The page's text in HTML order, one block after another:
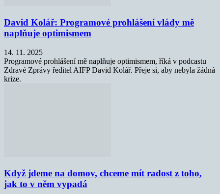
David Kolář: Programové prohlášení vlády mě
naplňuje optimismem
14. 11. 2025
Programové prohlášení mě naplňuje optimismem, říká v podcastu
Zdravé Zprávy ředitel AIFP David Kolář. Přeje si, aby nebyla žádná
krize.
Když jdeme na domov, chceme mít radost z toho,
jak to v něm vypadá